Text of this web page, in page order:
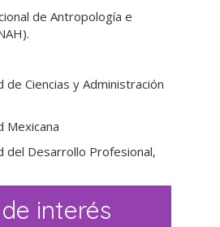
de Antropología e
de Ciencias y Administración
Mexicana
del Desarrollo Profesional,
interés